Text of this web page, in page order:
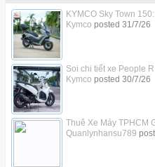
KYMCO Sky Town
Kymco posted 31/7/26
Soi chi tiết xe People R
Kymco posted 30/7/26
Thuê Xe Máy TPHCM
Quanlynhansu789